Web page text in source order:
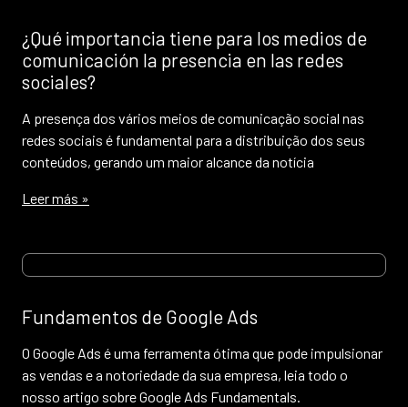
¿Qué importancia tiene para los medios de
comunicación la presencia en las redes
sociales?
A presença dos vários meios de comunicação social nas
redes sociais é fundamental para a distribuição dos seus
conteúdos, gerando um maior alcance da notícia
Leer más »
Fundamentos de Google Ads
O Google Ads é uma ferramenta ótima que pode impulsionar
as vendas e a notoriedade da sua empresa, leia todo o
nosso artigo sobre Google Ads Fundamentals.